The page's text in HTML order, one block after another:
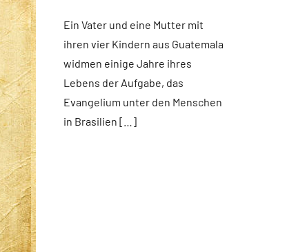
Ein Vater und eine Mutter mit
ihren vier Kindern aus Guatemala
widmen einige Jahre ihres
Lebens der Aufgabe, das
Evangelium unter den Menschen
in Brasilien […]